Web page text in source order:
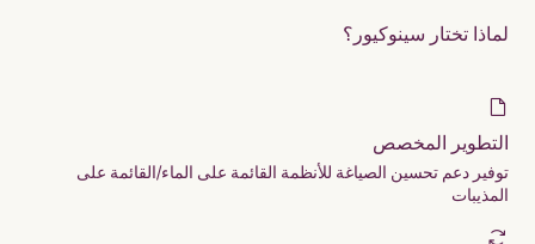
لماذا تختار سينوكيور؟
التطوير المخصص
توفير دعم تحسين الصياغة للأنظمة القائمة على الماء/القائمة على
المذيبات